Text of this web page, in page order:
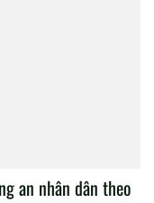
an nhân dân theo